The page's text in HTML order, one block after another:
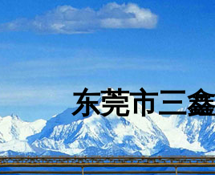
东莞市三